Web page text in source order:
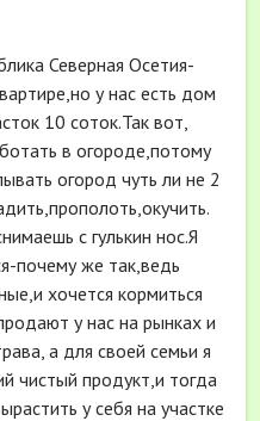
Северная Осетия-
у нас есть дом
10 соток.Так вот,
в огороде,потому
огород чуть ли не 2
с гулькин нос.Я
почему же так,ведь
хочется кормиться
у нас на рынках и
а для своей семьи я
чистый продукт,и тогда
у себя на участке